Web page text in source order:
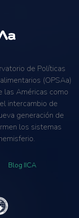
de Políticas
(OPSAa)
las Américas como
intercambio de
generación de
los sistemas
Blog IICA